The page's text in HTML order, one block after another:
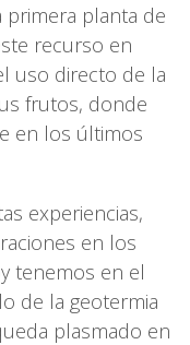
primera planta de
recurso en
uso directo de la
frutos, donde
en los últimos
experiencias,
en los
tenemos en el
de la geotermia
plasmado en